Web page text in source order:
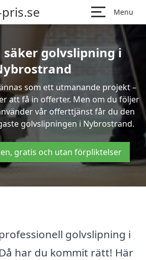
Menu
säker golvslipning i
som ett utmanande projekt –
att få in offerter. Men om du följer
vår offerttjänst får du den
golvslipningen i Nybrostrand.
gratis och utan förpliktelser
golvslipning i
har du kommit rätt! Här